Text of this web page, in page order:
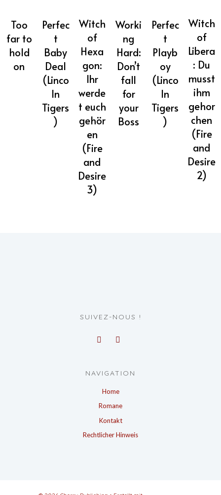
Too
far to
hold
on
Perfec
t
Baby
Deal
(Linco
ln
Tigers
)
Witch
of
Hexa
gon:
Ihr
werde
t euch
gehör
en
(Fire
and
Desire
3)
Worki
ng
Hard:
Don’t
fall
for
your
Boss
Perfec
t
Playb
oy
(Linco
ln
Tigers
)
Witch
of
Libera
: Du
musst
ihm
gehor
chen
(Fire
and
Desire
2)
SUIVEZ-NOUS !
NAVIGATION
Home
Romane
Kontakt
Rechtlicher Hinweis